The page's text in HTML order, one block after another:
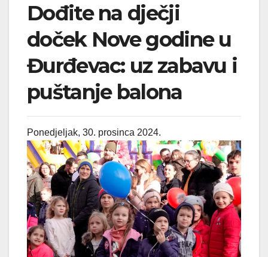
Dođite na dječji
doček Nove godine u
Đurđevac: uz zabavu i
puštanje balona
Ponedjeljak, 30. prosinca 2024.